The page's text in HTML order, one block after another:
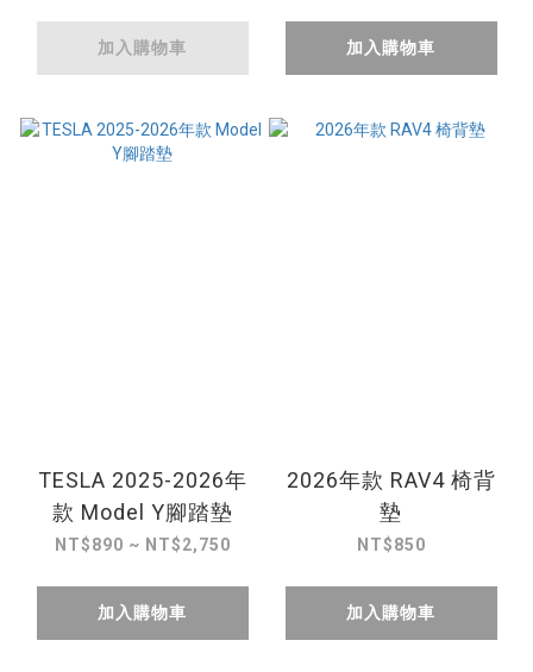
加入購物車 加入購物車
TESLA 2025-2026年
款 Model Y腳踏墊
NT$890 ~ NT$2,750
加入購物車
2026年款 RAV4 椅背
墊
NT$850
加入購物車